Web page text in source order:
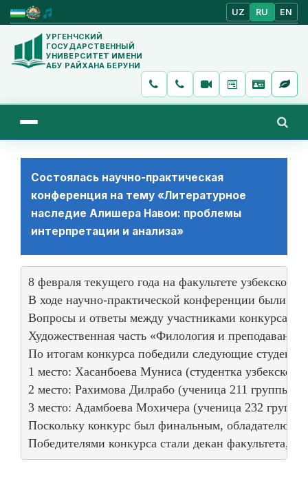
UZ RU EN
УРГЕНЧСКИЙ
ГОСУДАРСТВЕННЫЙ
УНИВЕРСИТЕТ ИМЕНИ
АБУ РАЙХАНА БЕРУНИ
Состоялась научно-практическая
конференция на тему «Литературное
наследие Алишера Навои: проблемы
интерпретации и анализа»
8 февраля текущего года на факультете
В ходе научно-практической конференции были
Вопросы и ответы между участниками конкурса,
Художественная часть «Филология и
По итогам конкурса победили следующие студенты:
1 место: Хасанбоева Муниса (студентка
2 место: Рахимова Дилрабо (ученица 211 группы
3 место: Адамбоева Мохичера (ученица 232
Поскольку конкурс был финальным, обладателю 1-
Победителями конкурса стали декан